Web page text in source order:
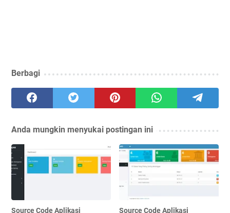
Berbagi
Anda mungkin menyukai postingan ini
Source Code Aplikasi Source Code Aplikasi